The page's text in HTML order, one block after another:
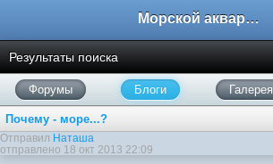
Морской аквариум. Форумы ReefCentral.ru
Результаты поиска
Форумы Блоги Галерея
Почему - море...?
Отправил Наташа
отправлено 18 окт 2013 22:09